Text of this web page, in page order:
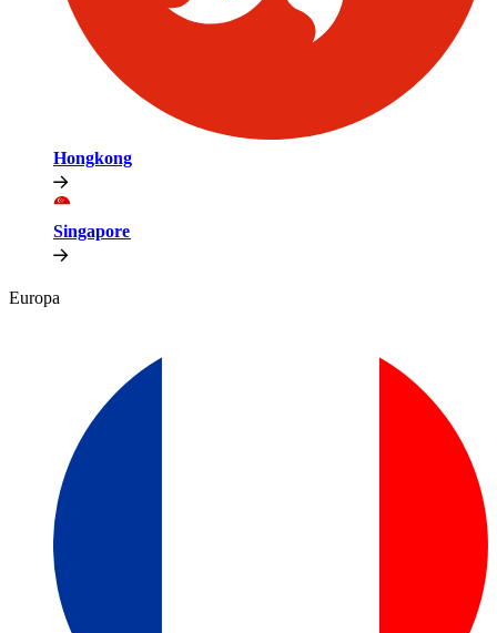
Hongkong​​
Singapore​​
Europa​​